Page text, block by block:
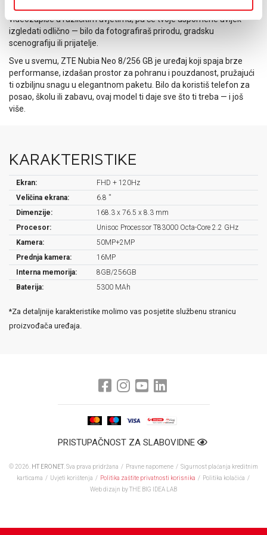
Kamera ZTE Nubia Neo snima jasne, detaljne fotografije i
videozapise u različitim uvjetima, pa će tvoje uspomene uvijek
izgledati odlično — bilo da fotografiraš prirodu, gradsku
scenografiju ili prijatelje.
Sve u svemu, ZTE Nubia Neo 8/256 GB je uređaj koji spaja brze
performanse, izdašan prostor za pohranu i pouzdanost, pružajući
ti ozbiljnu snagu u elegantnom paketu. Bilo da koristiš telefon za
posao, školu ili zabavu, ovaj model ti daje sve što ti treba — i još
više.
KARAKTERISTIKE
Ekran:
FHD + 120Hz
Veličina ekrana:
6.8 ''
Dimenzije:
168.3 x 76.5 x 8.3 mm
Procesor:
Unisoc Processor T83000 Octa-Core 2.2 GHz
Kamera:
50MP+2MP
Prednja kamera:
16MP
Interna memorija:
8GB/256GB
Baterija:
5300 MAh
*Za detaljnije karakteristike molimo vas posjetite službenu stranicu
proizvođača uređaja.
PRISTUPAČNOST ZA SLABOVIDNE
© 2026. HT ERONET . Sva prava pridržana / Pravne napomene / Sigurnost plaćanja kreditnim
karticama / Uvjeti korištenja / Politika zaštite privatnosti korisnika / Politika kolačića /
Web dizajn by THE BIG IDEA LAB